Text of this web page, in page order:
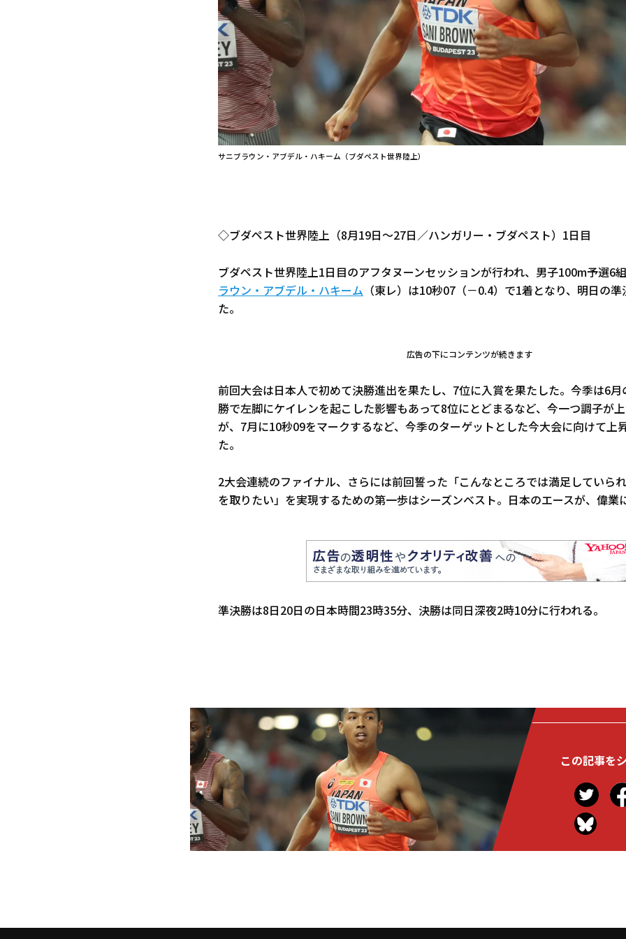
サニブラウン・アブデル・ハキーム（ブダペスト世界陸上）
◇ブダペスト世界陸上（8月19日～27日／ハンガリー・ブダペスト）1日目
ブダペスト世界陸上1日目のアフタヌーンセッションが行われ、男子100m予選6
ラウン・アブデル・ハキーム （東レ）は10秒07（－0.4）で1着となり、明日の
た。
広告の下にコンテンツが続きます
前回大会は日本人で初めて決勝進出を果たし、7位に入賞を果たした。今季は6月
勝で左脚にケイレンを起こした影響もあって8位にとどまるなど、今一つ調子が
が、7月に10秒09をマークするなど、今季のターゲットとした今大会に向けて上
た。
2大会連続のファイナル、さらには前回誓った「こんなところでは満足していら
を取りたい」を実現するための第一歩はシーズンベスト。日本のエースが、偉業
準決勝は8日20日の日本時間23時35分、決勝は同日深夜2時10分に行われる。
この記事を